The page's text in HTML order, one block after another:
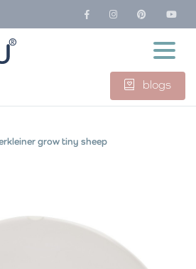
blogs
grow tiny sheep